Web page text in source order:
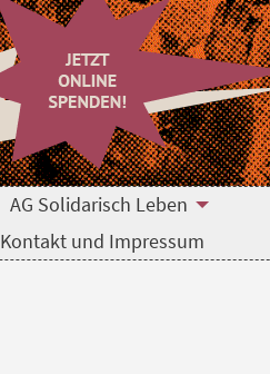
AG Solidarisch Leben
Kontakt und Impressum